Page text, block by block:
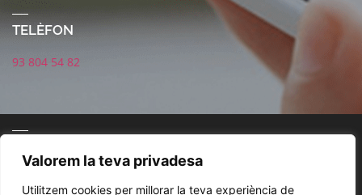
Valorem la teva privadesa
Utilitzem cookies per millorar la teva experiència de
TELÈFON
93 804 54 82